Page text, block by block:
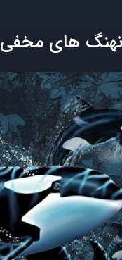
نهنگ های مخفی